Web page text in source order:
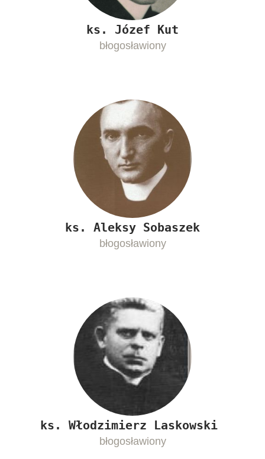
ks. Józef Kut
błogosławiony
ks. Aleksy Sobaszek
błogosławiony
ks. Włodzimierz Laskowski
błogosławiony